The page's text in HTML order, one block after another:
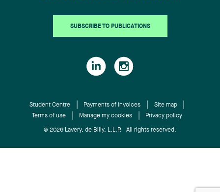
SUBSCRIBE TO PUBLICATIONS
Student Centre Payments of invoices
Site map
Terms of use
Manage my cookies Privacy policy
© 2026 Lavery, de Billy, L.L.P. All rights reserved.